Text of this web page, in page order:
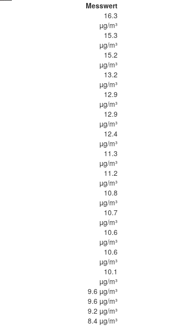
Messwert
16.3
µg/m³
15.3
µg/m³
15.2
µg/m³
13.2
µg/m³
12.9
µg/m³
12.9
µg/m³
12.4
µg/m³
11.3
µg/m³
11.2
µg/m³
10.8
µg/m³
10.7
µg/m³
10.6
µg/m³
10.6
µg/m³
10.1
µg/m³
9.6 µg/m³
9.6 µg/m³
9.2 µg/m³
8.4 µg/m³